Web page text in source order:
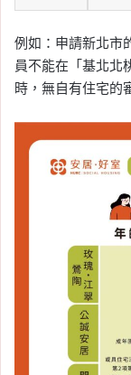
例如：申請新北市
員不能在「基北北
時，無自有住宅的